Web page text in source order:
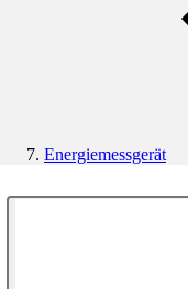
Energiemessgerät